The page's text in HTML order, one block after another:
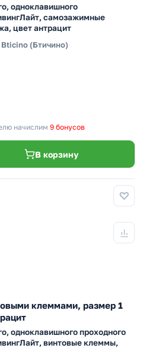
одноклавишного
самозажимные
цвет антрацит
Bticino (Бтичино)
начислим 9 бонусов
В корзину
клеммами, размер 1
одноклавишного проходного
винтовые клеммы,